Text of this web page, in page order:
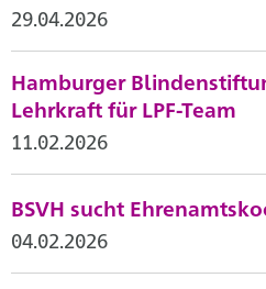
29.04.2026
Hamburger
Lehrkraft für LPF-Team
11.02.2026
BSVH sucht
04.02.2026